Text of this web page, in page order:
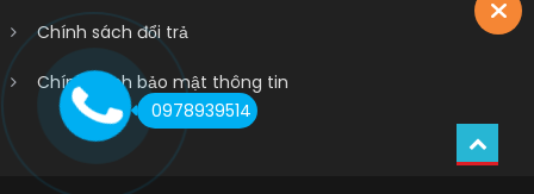
Chính sách đổi trả
Chính sách bảo mật thông tin
0978939514